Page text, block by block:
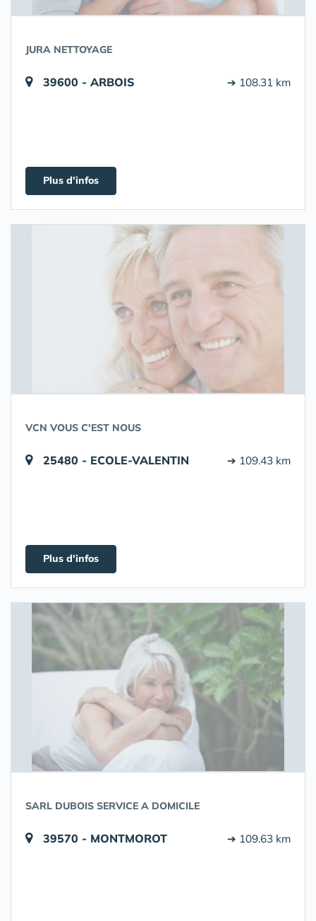
JURA NETTOYAGE
39600 - ARBOIS ➔ 108.31 km
Plus d'infos
VCN VOUS C'EST NOUS
25480 - ECOLE-VALENTIN ➔ 109.43 km
Plus d'infos
SARL DUBOIS SERVICE A DOMICILE
39570 - MONTMOROT ➔ 109.63 km